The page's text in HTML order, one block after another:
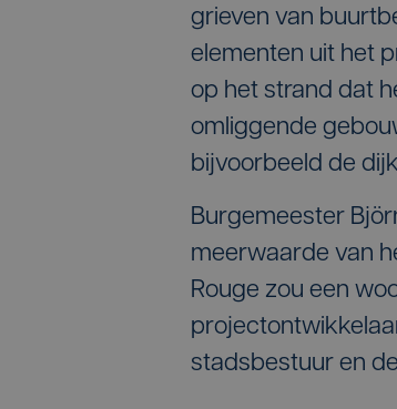
grieven van
elementen uit het
op het strand dat
omliggende
bijvoorbeeld de
Burgemeester
meerwaarde van
Rouge zou een
stadsbestuur en